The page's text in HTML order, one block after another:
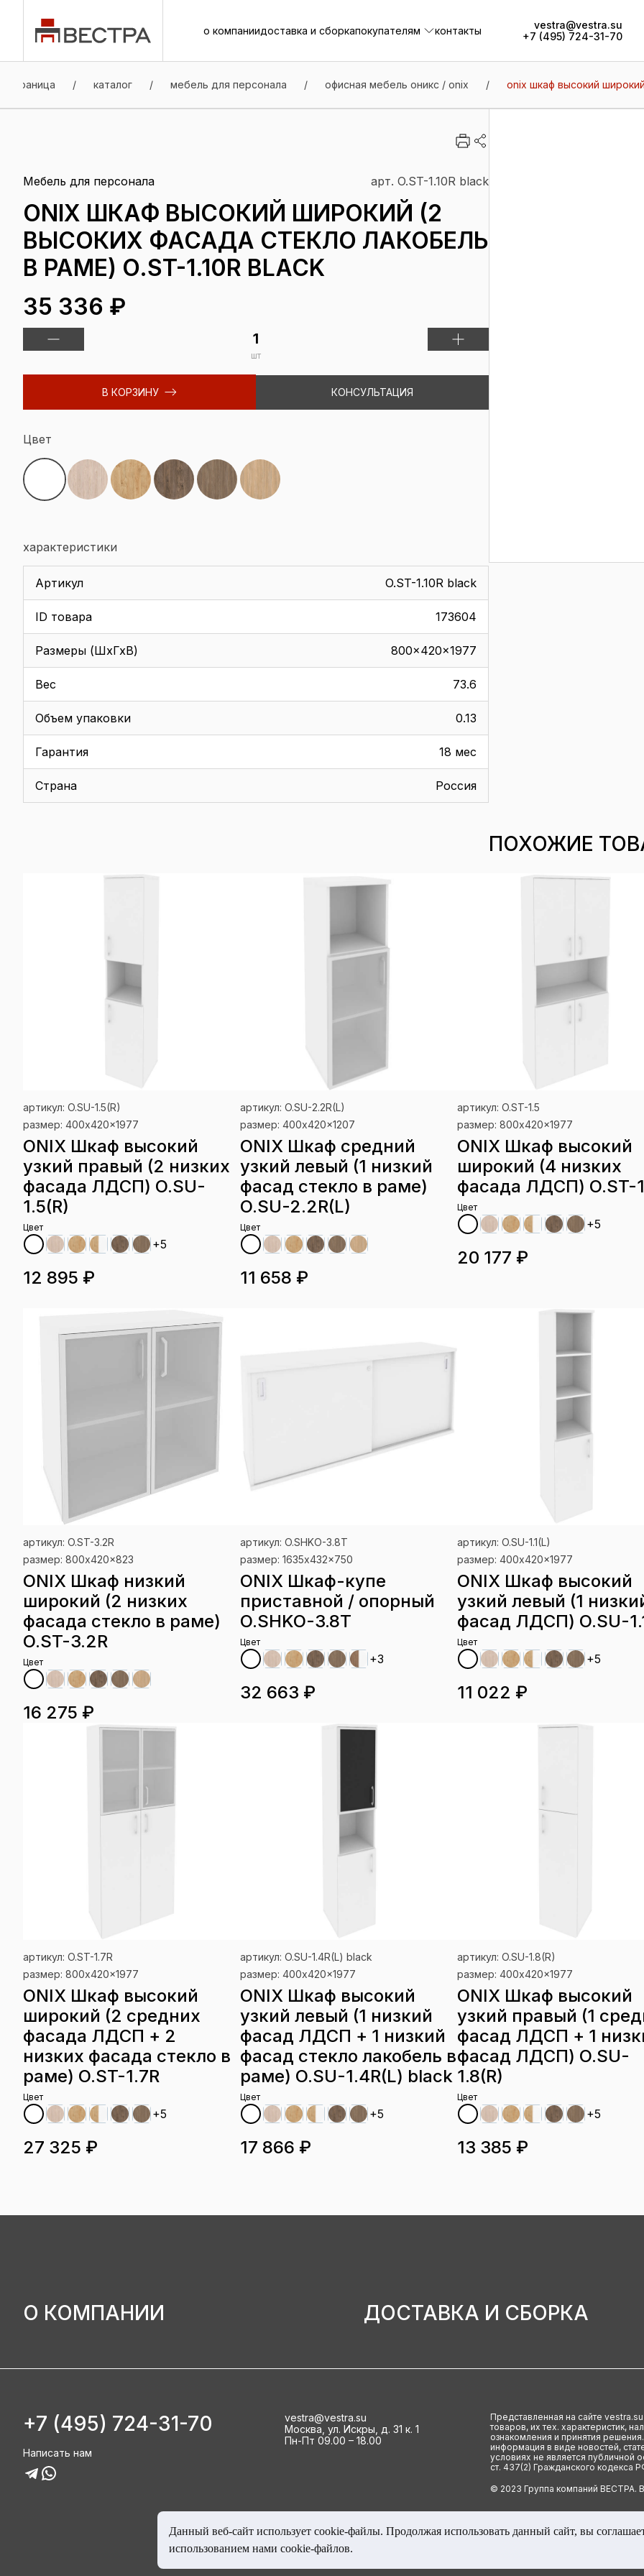
о компаниидоставка и сборкапокупателям
контакты
vestra@vestra.su
+7 (495) 724-31-70
страница / каталог / мебель для персонала / офисная мебель оникс / onix / onix шкаф высокий
Мебель для персонала арт. O.ST-1.10R black
ONIX ШКАФ ВЫСОКИЙ ШИРОКИЙ (2
ВЫСОКИХ ФАСАДА СТЕКЛО ЛАКОБЕЛЬ
В РАМЕ) O.ST-1.10R BLACK
35 336 ₽
шт
В КОРЗИНУ КОНСУЛЬТАЦИЯ
Цвет
характеристики
Артикул O.ST-1.10R black
ID товара 173604
Размеры (ШхГхВ) 800x420x1977
Вес 73.6
Объем упаковки 0.13
Гарантия 18 мес
Страна Россия
ПОХОЖИЕ
артикул: O.SU-1.5(R)
размер: 400x420x1977
ONIX Шкаф высокий
узкий правый (2 низких
фасада ЛДСП) O.SU-
1.5(R)
Цвет
+5
12 895 ₽
артикул: O.SU-2.2R(L)
размер: 400x420x1207
ONIX Шкаф средний
узкий левый (1 низкий
фасад стекло в раме)
O.SU-2.2R(L)
Цвет
11 658 ₽
артикул: O.ST-1.5
размер: 800x420x1977
ONIX Шкаф высокий
широкий (4 низких
фасада ЛДСП) O.ST-
Цвет
+5
20 177 ₽
артикул: O.ST-3.2R
размер: 800x420x823
ONIX Шкаф низкий
широкий (2 низких
фасада стекло в раме)
O.ST-3.2R
Цвет
16 275 ₽
артикул: O.SHKO-3.8T
размер: 1635x432x750
ONIX Шкаф-купе
приставной / опорный
O.SHKO-3.8T
Цвет
+3
32 663 ₽
артикул: O.SU-1.1(L)
размер: 400x420x1977
ONIX Шкаф высокий
узкий левый (1
фасад ЛДСП) O.SU-
Цвет
+5
11 022 ₽
артикул: O.ST-1.7R
размер: 800x420x1977
ONIX Шкаф высокий
широкий (2 средних
фасада ЛДСП + 2
низких фасада стекло в
раме) O.ST-1.7R
Цвет
+5
27 325 ₽
артикул: O.SU-1.4R(L) black
размер: 400x420x1977
ONIX Шкаф высокий
узкий левый (1 низкий
фасад ЛДСП + 1 низкий
фасад стекло лакобель в
раме) O.SU-1.4R(L) black
Цвет
+5
17 866 ₽
артикул: O.SU-1.8(R)
размер: 400x420x1977
ONIX Шкаф высокий
узкий правый (1
фасад ЛДСП + 1
фасад ЛДСП) O.SU-
1.8(R)
Цвет
+5
13 385 ₽
О КОМПАНИИ ДОСТАВКА И СБОРКА
+7 (495) 724-31-70
Написать нам
vestra@vestra.su
Москва, ул. Искры, д. 31 к. 1
Пн-Пт 09.00 – 18.00
Представленная на сайте
товаров, их тех. характеристик,
ознакомления и принятия
информация в виде новостей,
условиях не является
ст. 437(2) Гражданского кодекса
© 2023 Группа компаний ВЕСТРА.
Данный веб-сайт использует cookie-файлы. Продолжая использовать данный сайт, вы
использованием нами cookie-файлов.